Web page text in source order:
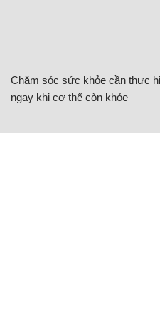
Chăm sóc sức khỏe cần thực
ngay khi cơ thể còn khỏe